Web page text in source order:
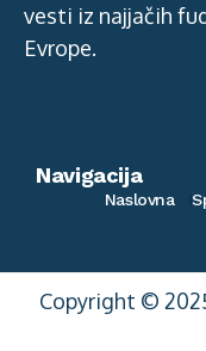
vesti iz najjačih
Evrope.
Navigacija
Naslovna
Copyright ©